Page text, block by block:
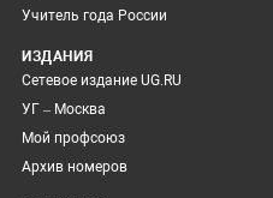
Учитель года России
ИЗДАНИЯ
Сетевое издание UG.RU
УГ – Москва
Мой профсоюз
Архив номеров